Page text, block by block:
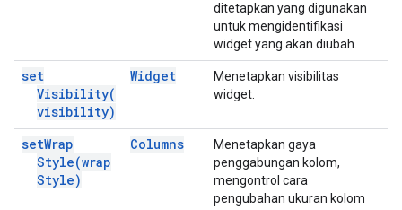
ditetapkan yang digunakan
untuk mengidentifikasi
widget yang akan diubah.
set
Visibility(
visibility)
Widget
Menetapkan visibilitas
widget.
setWrap
Style(wrap
Style)
Columns
Menetapkan gaya
penggabungan kolom,
mengontrol cara
pengubahan ukuran kolom